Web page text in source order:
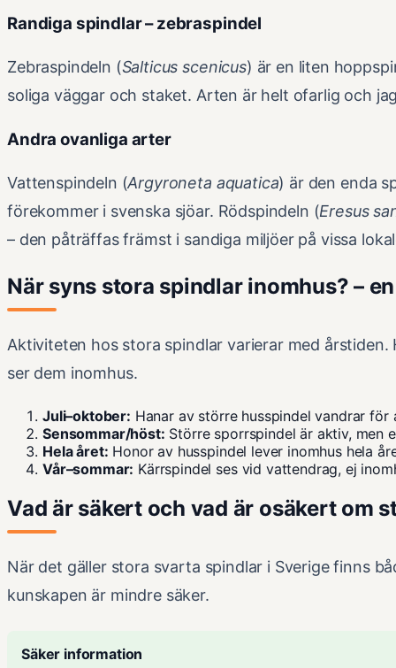
Randiga spindlar – zebraspindel
Zebraspindeln (Salticus scenicus) är en liten
soliga väggar och staket. Arten är helt ofarlig och
Andra ovanliga arter
Vattenspindeln (Argyroneta aquatica) är den enda
förekommer i svenska sjöar. Rödspindeln (Eresus
– den påträffas främst i sandiga miljöer på vissa
När syns stora spindlar inomhus? –
Aktiviteten hos stora spindlar varierar med
ser dem inomhus.
Juli–oktober: Hanar av större husspindel vandrar
Sensommar/höst: Större sporrspindel är aktiv, men
Hela året: Honor av husspindel lever inomhus hela
Vår–sommar: Kärrspindel ses vid vattendrag, ej
Vad är säkert och vad är osäkert om
När det gäller stora svarta spindlar i Sverige finns
kunskapen är mindre säker.
Säker information